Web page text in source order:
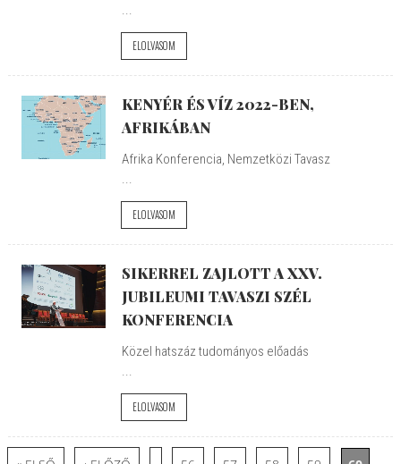
...
ELOLVASOM
KENYÉR ÉS VÍZ 2022-BEN,
AFRIKÁBAN
Afrika Konferencia, Nemzetközi Tavasz
...
ELOLVASOM
SIKERREL ZAJLOTT A XXV.
JUBILEUMI TAVASZI SZÉL
KONFERENCIA
Közel hatszáz tudományos előadás
...
ELOLVASOM